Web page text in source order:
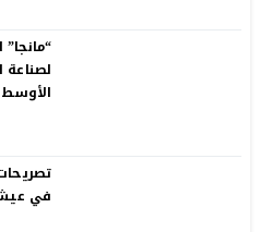
لصناعة
الأوسط
في